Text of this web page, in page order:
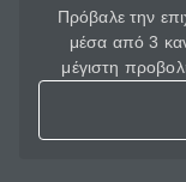
Πρόβαλε την
μέσα από 3
μέγιστη